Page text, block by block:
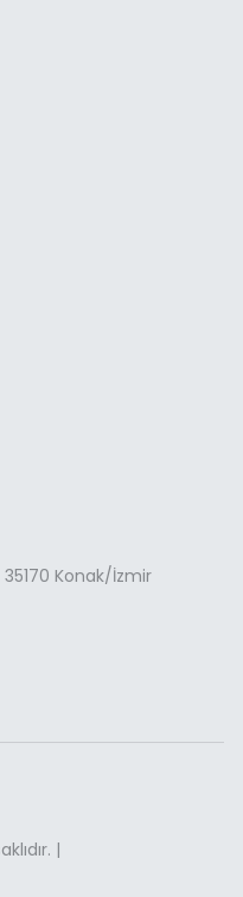
35170 Konak/İzmir
|